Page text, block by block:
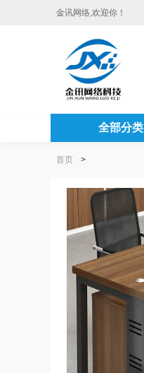
金讯网络,欢迎你！
全部分类
首页 >